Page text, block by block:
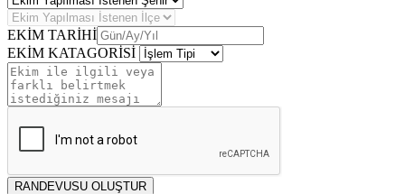
EKİM TARİHİ
EKİM KATAGORİSİ
RANDEVUSU OLUŞTUR